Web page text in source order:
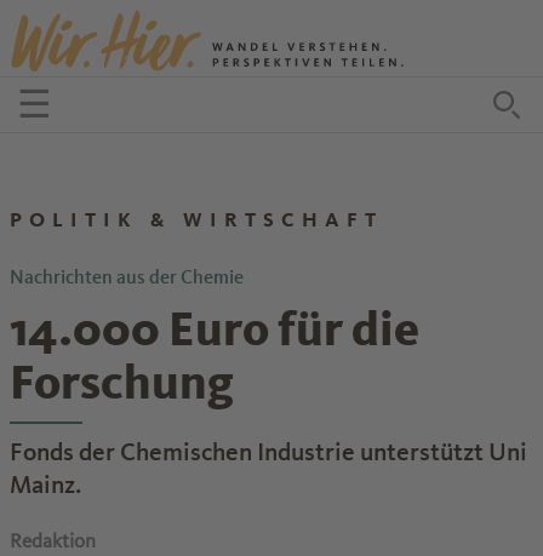
Zum Inhalt springen
☰Menü öffnen
POLITIK & WIRTSCHAFT
Nachrichten aus der Chemie
14.000 Euro für die
Forschung
Fonds der Chemischen Industrie unterstützt Uni
Mainz.
Redaktion